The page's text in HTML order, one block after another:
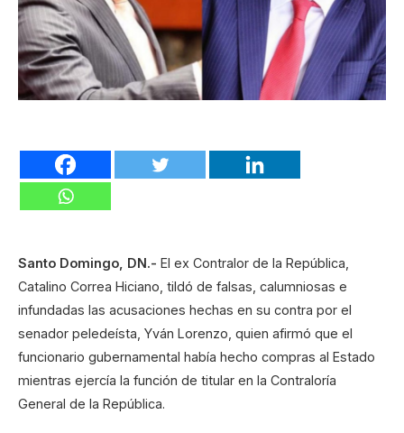
Santo Domingo, DN.- El ex Contralor de la República,
Catalino Correa Hiciano, tildó de falsas, calumniosas e
infundadas las acusaciones hechas en su contra por el
senador peledeísta, Yván Lorenzo, quien afirmó que el
funcionario gubernamental había hecho compras al Estado
mientras ejercía la función de titular en la Contraloría
General de la República.